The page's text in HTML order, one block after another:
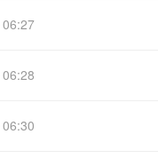
06:27
06:28
06:30